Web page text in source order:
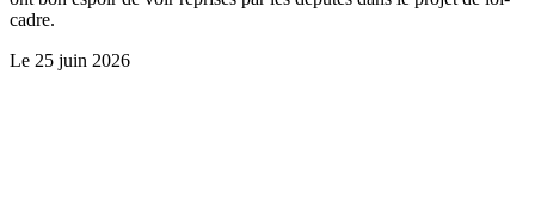
cadre.
Le 25 juin 2026